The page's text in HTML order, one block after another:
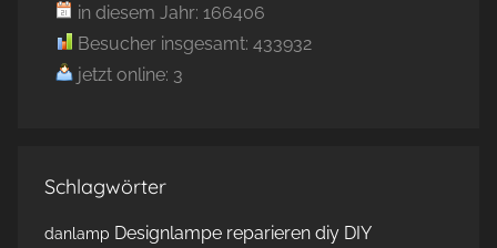
in diesem Jahr: 166406
Besucher insgesamt: 433932
jetzt online: 3
Schlagwörter
danlamp Designlampe reparieren diy DIY